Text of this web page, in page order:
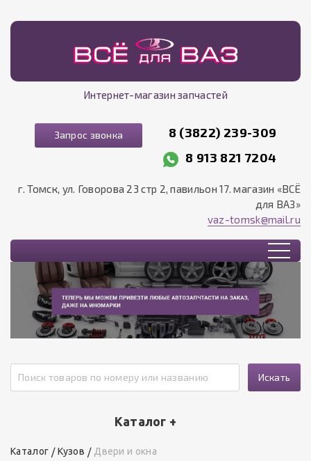
Интернет-магазин запчастей
Запрос звонка
8 (3822) 239-309
8 913 821 7204
г. Томск, ул. Говорова 23 стр 2, павильон 17. магазин «ВСЁ
для ВАЗ»
vaz-tomsk@mail.ru
Искать
Каталог +
Каталог Кузов Двери и окна